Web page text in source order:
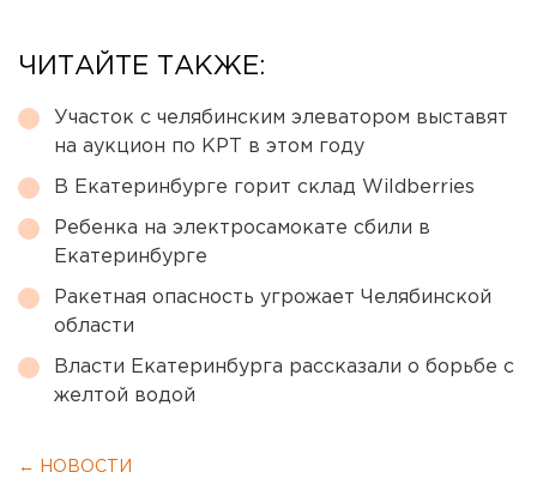
ЧИТАЙТЕ ТАКЖЕ:
Участок с челябинским элеватором выставят
на аукцион по КРТ в этом году
В Екатеринбурге горит склад Wildberries
Ребенка на электросамокате сбили в
Екатеринбурге
Ракетная опасность угрожает Челябинской
области
Власти Екатеринбурга рассказали о борьбе с
желтой водой
← НОВОСТИ